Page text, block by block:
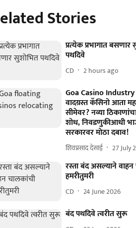
Stories
प्रत्‍येक प्रभागात बसणार
पथदिवे
CD 2 hours ago
Goa Casino Industry
वादग्रस्त कॅसिनो आता
सीमेवर? नव्या
शोध, निवडणुकीआधी
सरकारवर मोठा दबाव!
शिवप्रसाद देसाई 27 July
रस्ता बंद असल्याने
हमरीतुमरी
CD 24 June 2026
बंद पथदिवे त्वरीत सुरू